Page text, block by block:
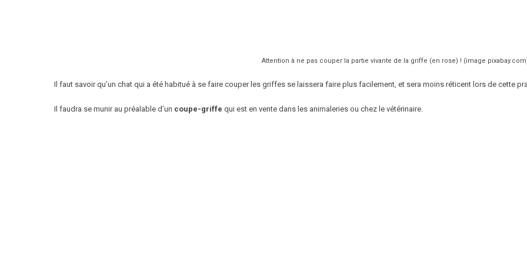
Attention à ne pas couper la partie vivante de la griffe (en rose) ! (image
Il faut savoir qu’un chat qui a été habitué à se faire couper les griffes se laissera faire plus facilement, et sera moins réticent lors de cette
Il faudra se munir au préalable d’un coupe-griffe qui est en vente dans les animaleries ou chez le vétérinaire.